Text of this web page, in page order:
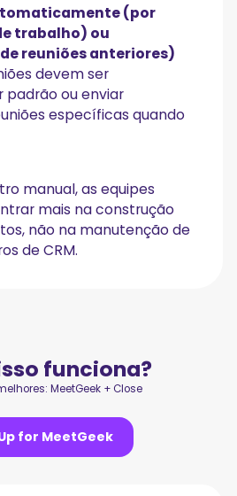
(por
trabalho) ou
reuniões anteriores)
devem ser
padrão ou enviar
específicas quando
manual, as equipes
mais na construção
não na manutenção de
de CRM.
funciona?
MeetGeek + Close
for MeetGeek